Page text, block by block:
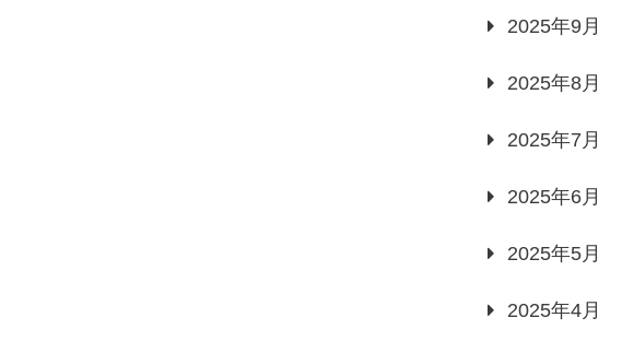
2025年9月
2025年8月
2025年7月
2025年6月
2025年5月
2025年4月